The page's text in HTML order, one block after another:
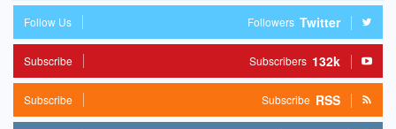
Twitter
Followers
Follow Us
132k
Subscribers
Subscribe
RSS
Subscribe
Subscribe